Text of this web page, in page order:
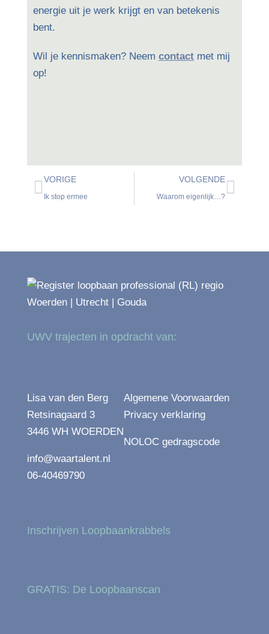
energie uit je werk krijgt en van betekenis
bent.
Wil je kennismaken? Neem contact met mij
op!
VORIGE
Ik stop ermee
VOLGENDE
Waarom eigenlijk…?
UWV trajecten in opdracht van:
Lisa van den Berg
Retsinagaard 3
3446 WH WOERDEN
info@waartalent.nl
06-40469790
Algemene Voorwaarden
Privacy verklaring
NOLOC gedragscode
Inschrijven Loopbaankrabbels
GRATIS: De Loopbaanscan